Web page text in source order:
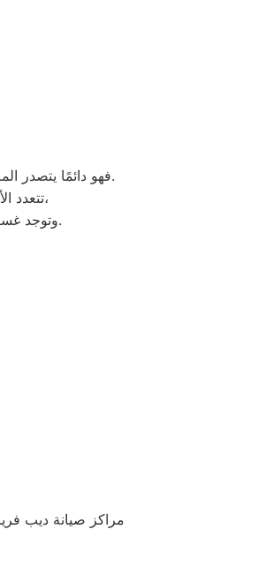
فهو دائمًا يتصدر المرتبة الأولى في صيانة جميع أنواع الغسالات الخاصة بماركة هوفر تحت أيدي أنسب المهندسين، مع مراعاة توفير أفضل خدمات الدعم الفنى.
تتعدد الأعطال التي تصيب الغسالات بمختلف فئات الصنع والنوع من غسالات هوفر اوتوماتيك، واخرى فوق اوتوماتيك، والنصف اتوماتيك،
وتوجد غسالات الاطفال، والغسالات العادية، ويتمتع مركز خدمة العملاء بوجود مهارة وخبرة عالية لافضل خدمة صيانة لعملاء هوفر في مصر.
مراكز صيانة ديب